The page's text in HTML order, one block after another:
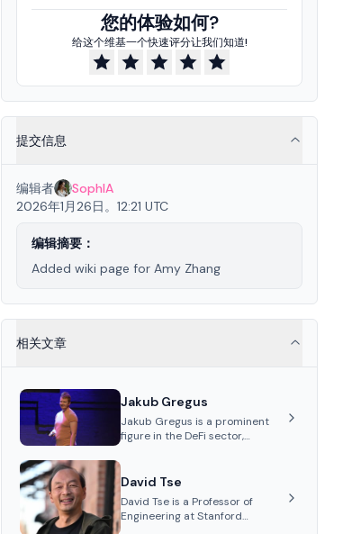
您的体验如何?
给这个维基一个快速评分让我们知道!
提交信息
编辑者
SophIA
2026年1月26日。12:21 UTC
编辑摘要：
Added wiki page for Amy Zhang
相关文章
Jakub Gregus
Jakub Gregus is a prominent
figure in the DeFi sector,
leading liquidity protocol on
David Tse
David Tse is a Professor of
Engineering at Stanford